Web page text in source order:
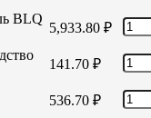
BLQ
5,933.80 ₽
141.70 ₽
536.70 ₽